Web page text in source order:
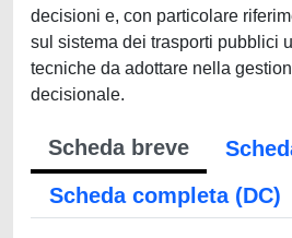
decisioni e, con particolare
sul sistema dei trasporti pubblici
tecniche da adottare nella
decisionale.
Scheda breve
Scheda completa (DC)